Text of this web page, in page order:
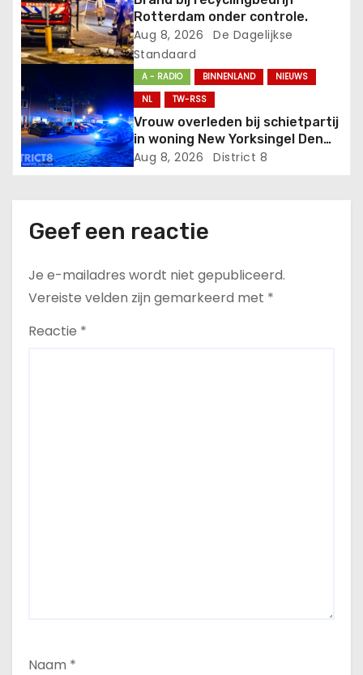
a
t
i
e
Rotterdam onder controle.
Aug 8, 2026
De Dagelijkse
Standaard
A - RADIO BINNENLAND
NIEUWS
NL
TW-RSS
Vrouw overleden bij schietpartij
in woning New Yorksingel Den
Haag
Aug 8, 2026 District 8
Geef een reactie
Je e-mailadres wordt niet gepubliceerd.
Vereiste velden zijn gemarkeerd met *
Reactie *
Naam *